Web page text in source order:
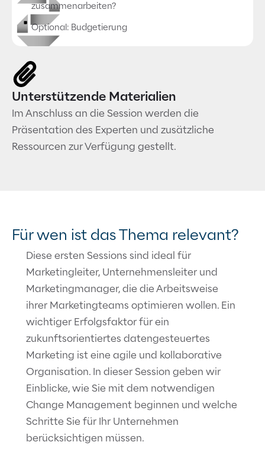
zusammenarbeiten?
Optional: Budgetierung
Unterstützende Materialien
Im Anschluss an die Session werden die
Präsentation des Experten und zusätzliche
Ressourcen zur Verfügung gestellt.
Für wen ist das Thema relevant?
Diese ersten Sessions sind ideal für
Marketingleiter, Unternehmensleiter und
Marketingmanager, die die Arbeitsweise
ihrer Marketingteams optimieren wollen. Ein
wichtiger Erfolgsfaktor für ein
zukunftsorientiertes datengesteuertes
Marketing ist eine agile und kollaborative
Organisation. In dieser Session geben wir
Einblicke, wie Sie mit dem notwendigen
Change Management beginnen und welche
Schritte Sie für Ihr Unternehmen
berücksichtigen müssen.